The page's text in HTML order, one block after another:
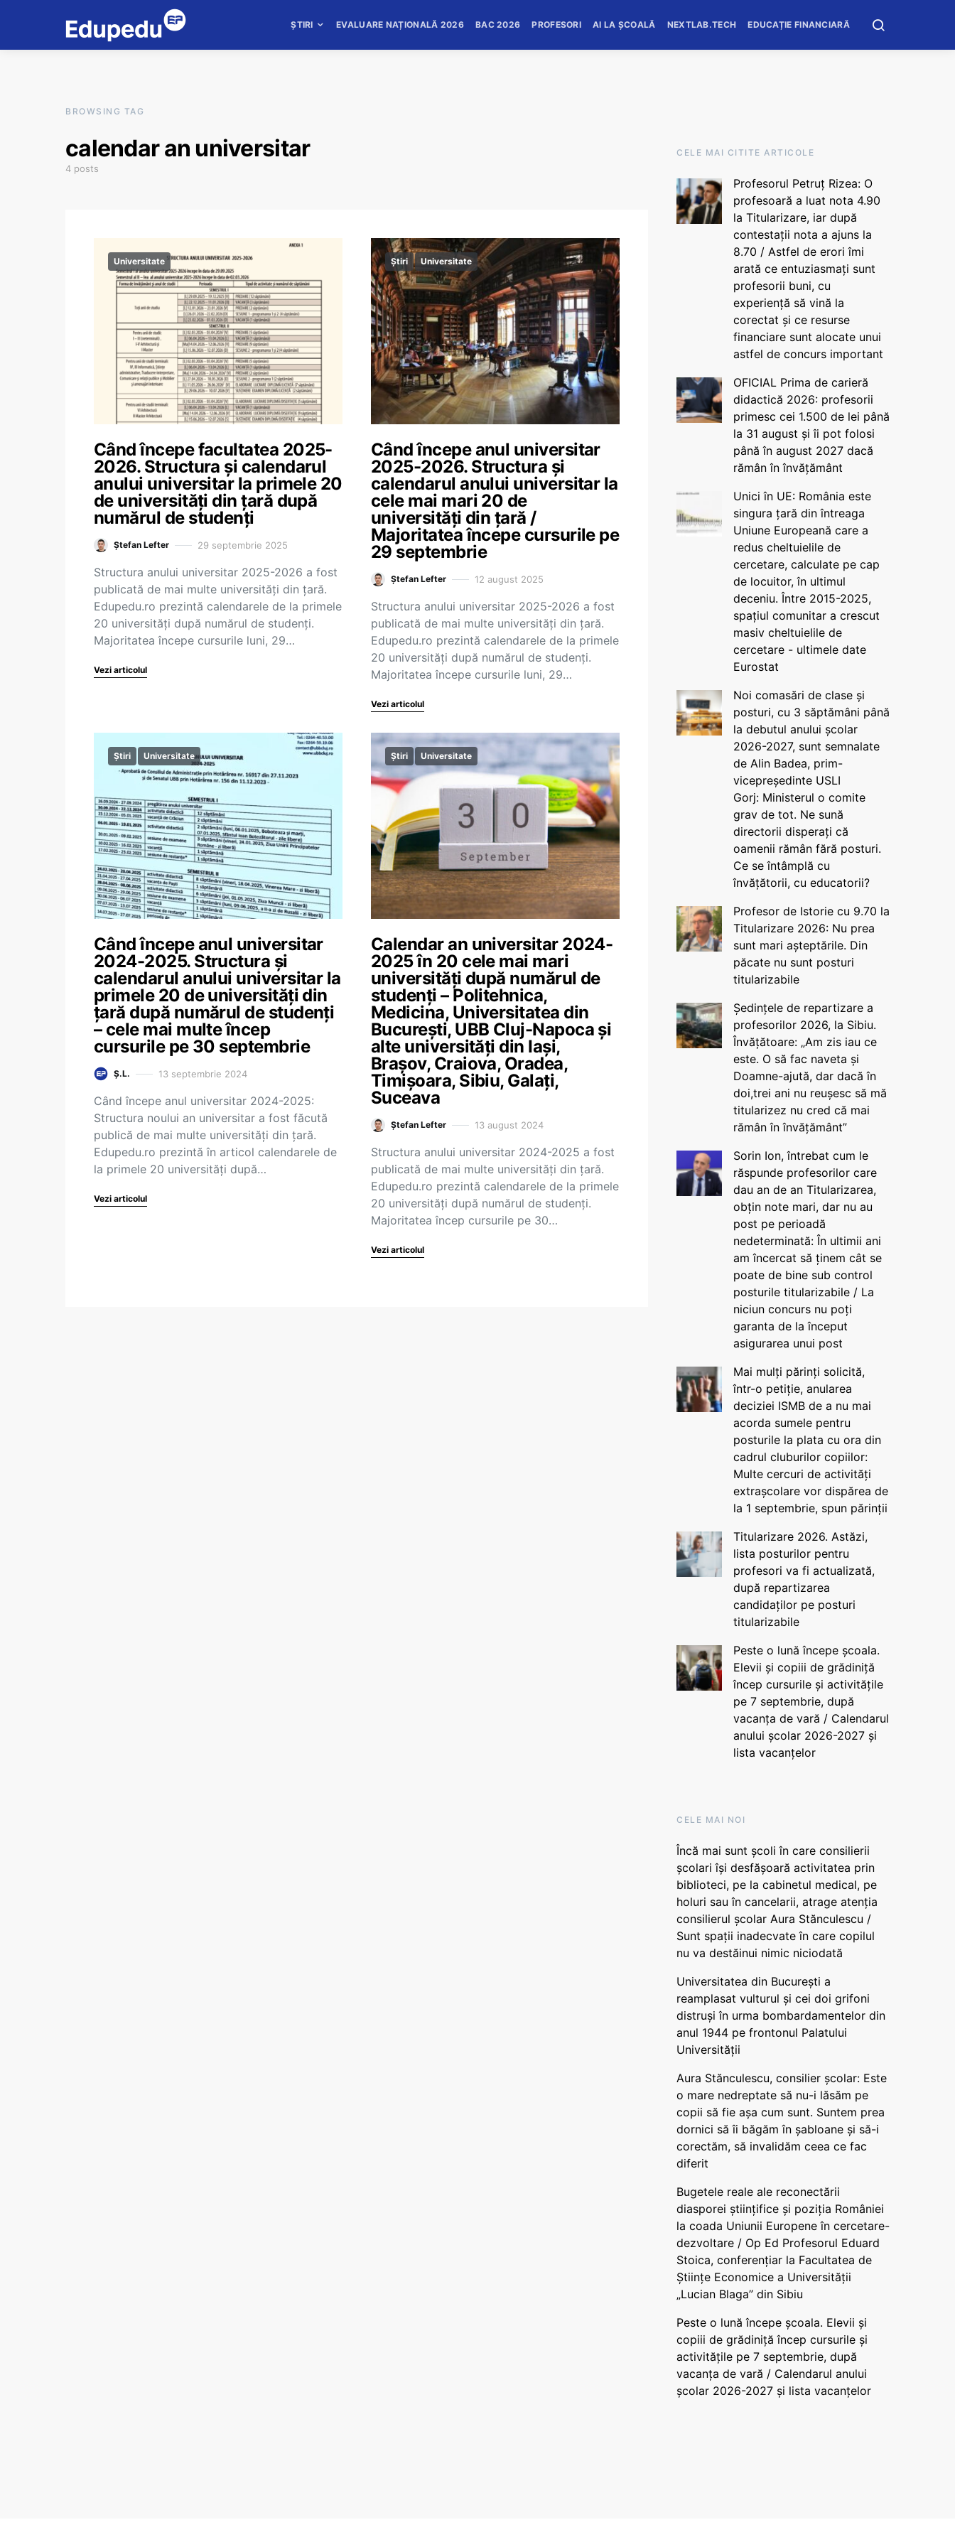
ȘTIRI EVALUARE NAȚIONALĂ 2026 BAC 2026 PROFESORI AI LA ȘCOALĂ NEXTLAB.TECH EDUCAȚIE FINANCIARĂ
BROWSING TAG
calendar an universitar
4 posts
Universitate
Când începe facultatea 2025-
2026. Structura și calendarul
anului universitar la primele 20
de universități din țară după
numărul de studenți
Ștefan Lefter 29 septembrie 2025
Structura anului universitar 2025-2026 a fost
publicată de mai multe universități din țară.
Edupedu.ro prezintă calendarele de la primele
20 universități după numărul de studenți.
Majoritatea începe cursurile luni, 29…
Vezi articolul
Știri Universitate
Când începe anul universitar
2025-2026. Structura și
calendarul anului universitar la
cele mai mari 20 de
universități din țară /
Majoritatea începe cursurile pe
29 septembrie
Ștefan Lefter 12 august 2025
Structura anului universitar 2025-2026 a fost
publicată de mai multe universități din țară.
Edupedu.ro prezintă calendarele de la primele
20 universități după numărul de studenți.
Majoritatea începe cursurile luni, 29…
Vezi articolul
Știri Universitate
Când începe anul universitar
2024-2025. Structura și
calendarul anului universitar la
primele 20 de universități din
țară după numărul de studenți
– cele mai multe încep
cursurile pe 30 septembrie
Ș.L. 13 septembrie 2024
Când începe anul universitar 2024-2025:
Structura noului an universitar a fost făcută
publică de mai multe universități din țară.
Edupedu.ro prezintă în articol calendarele de
la primele 20 universități după…
Vezi articolul
Știri Universitate
Calendar an universitar 2024-
2025 în 20 cele mai mari
universități după numărul de
studenți – Politehnica,
Medicina, Universitatea din
București, UBB Cluj-Napoca și
alte universități din Iași,
Brașov, Craiova, Oradea,
Timișoara, Sibiu, Galați,
Suceava
Ștefan Lefter 13 august 2024
Structura anului universitar 2024-2025 a fost
publicată de mai multe universități din țară.
Edupedu.ro prezintă calendarele de la primele
20 universități după numărul de studenți.
Majoritatea încep cursurile pe 30…
Vezi articolul
CELE MAI CITITE ARTICOLE
Profesorul Petruț Rizea: O
profesoară a luat nota 4.90
la Titularizare, iar după
contestații nota a ajuns la
8.70 / Astfel de erori îmi
arată ce entuziasmați sunt
profesorii buni, cu
experiență să vină la
corectat și ce resurse
financiare sunt alocate unui
astfel de concurs important
OFICIAL Prima de carieră
didactică 2026: profesorii
primesc cei 1.500 de lei până
la 31 august și îi pot folosi
până în august 2027 dacă
rămân în învățământ
Unici în UE: România este
singura țară din întreaga
Uniune Europeană care a
redus cheltuielile de
cercetare, calculate pe cap
de locuitor, în ultimul
deceniu. Între 2015-2025,
spațiul comunitar a crescut
masiv cheltuielile de
cercetare - ultimele date
Eurostat
Noi comasări de clase și
posturi, cu 3 săptămâni până
la debutul anului școlar
2026-2027, sunt semnalate
de Alin Badea, prim-
vicepreședinte USLI
Gorj: Ministerul o comite
grav de tot. Ne sună
directorii disperați că
oamenii rămân fără posturi.
Ce se întâmplă cu
învățătorii, cu educatorii?
Profesor de Istorie cu 9.70 la
Titularizare 2026: Nu prea
sunt mari așteptările. Din
păcate nu sunt posturi
titularizabile
Ședințele de repartizare a
profesorilor 2026, la Sibiu.
Învățătoare: „Am zis iau ce
este. O să fac naveta și
Doamne-ajută, dar dacă în
doi,trei ani nu reușesc să mă
titularizez nu cred că mai
rămân în învățământ”
Sorin Ion, întrebat cum le
răspunde profesorilor care
dau an de an Titularizarea,
obțin note mari, dar nu au
post pe perioadă
nedeterminată: În ultimii ani
am încercat să ținem cât se
poate de bine sub control
posturile titularizabile / La
niciun concurs nu poți
garanta de la început
asigurarea unui post
Mai mulți părinți solicită,
într-o petiție, anularea
deciziei ISMB de a nu mai
acorda sumele pentru
posturile la plata cu ora din
cadrul cluburilor copiilor:
Multe cercuri de activități
extrașcolare vor dispărea de
la 1 septembrie, spun părinții
Titularizare 2026. Astăzi,
lista posturilor pentru
profesori va fi actualizată,
după repartizarea
candidaților pe posturi
titularizabile
Peste o lună începe școala.
Elevii și copiii de grădiniță
încep cursurile și activitățile
pe 7 septembrie, după
vacanța de vară / Calendarul
anului școlar 2026-2027 și
lista vacanțelor
CELE MAI NOI
Încă mai sunt școli în care consilierii
școlari își desfășoară activitatea prin
biblioteci, pe la cabinetul medical, pe
holuri sau în cancelarii, atrage atenția
consilierul școlar Aura Stănculescu /
Sunt spații inadecvate în care copilul
nu va destăinui nimic niciodată
Universitatea din București a
reamplasat vulturul și cei doi grifoni
distruși în urma bombardamentelor din
anul 1944 pe frontonul Palatului
Universității
Aura Stănculescu, consilier școlar: Este
o mare nedreptate să nu-i lăsăm pe
copii să fie așa cum sunt. Suntem prea
dornici să îi băgăm în șabloane și să-i
corectăm, să invalidăm ceea ce fac
diferit
Bugetele reale ale reconectării
diasporei științifice și poziția României
la coada Uniunii Europene în cercetare-
dezvoltare / Op Ed Profesorul Eduard
Stoica, conferențiar la Facultatea de
Științe Economice a Universității
„Lucian Blaga” din Sibiu
Peste o lună începe școala. Elevii și
copiii de grădiniță încep cursurile și
activitățile pe 7 septembrie, după
vacanța de vară / Calendarul anului
școlar 2026-2027 și lista vacanțelor